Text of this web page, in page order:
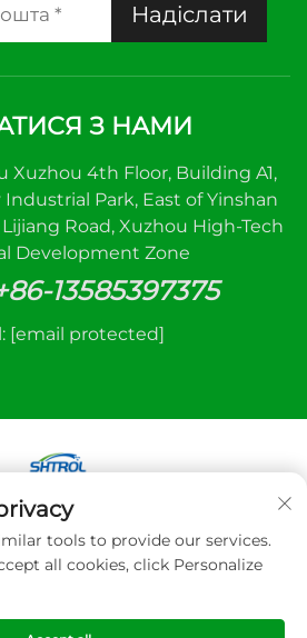
Надіслати
З НАМИ
Xuzhou 4th Floor, Building A1,
Park, East of Yinshan
Road, Xuzhou High-Tech
Development Zone
13585397375
[email protected]
© 2025 Xuzhou sanhe
Co., LTD. Всі права
захищено
tools to provide our services.
all cookies, click Personalize